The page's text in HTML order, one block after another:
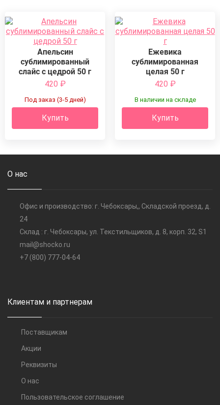
Апельсин
сублимированный
слайс с цедрой 50 г
420 ₽
Под заказ (3-5 дней)
Купить
Ежевика
сублимированная
целая 50 г
420 ₽
В наличии на складе
Купить
О нас
Офис и производство: г. Чебоксары,, Складской проезд, д.
24
Склад : г. Чебоксары, ул. Текстильщиков, д. 8, корп. 32, S1
mail@shocko.ru
+7 (800) 777-04-64
Клиентам и партнерам
Поставщикам
Акции
Реквизиты
О нас
Пользовательское соглашение